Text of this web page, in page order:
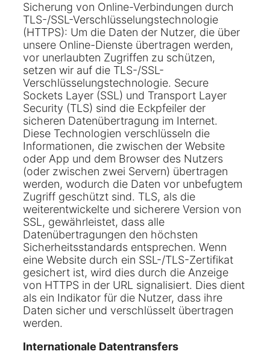
Sicherung von Online-Verbindungen durch
TLS-/SSL-Verschlüsselungstechnologie
(HTTPS): Um die Daten der Nutzer, die über
unsere Online-Dienste übertragen werden,
vor unerlaubten Zugriffen zu schützen,
setzen wir auf die TLS-/SSL-
Verschlüsselungstechnologie. Secure
Sockets Layer (SSL) und Transport Layer
Security (TLS) sind die Eckpfeiler der
sicheren Datenübertragung im Internet.
Diese Technologien verschlüsseln die
Informationen, die zwischen der Website
oder App und dem Browser des Nutzers
(oder zwischen zwei Servern) übertragen
werden, wodurch die Daten vor unbefugtem
Zugriff geschützt sind. TLS, als die
weiterentwickelte und sicherere Version von
SSL, gewährleistet, dass alle
Datenübertragungen den höchsten
Sicherheitsstandards entsprechen. Wenn
eine Website durch ein SSL-/TLS-Zertifikat
gesichert ist, wird dies durch die Anzeige
von HTTPS in der URL signalisiert. Dies dient
als ein Indikator für die Nutzer, dass ihre
Daten sicher und verschlüsselt übertragen
werden.
Internationale Datentransfers